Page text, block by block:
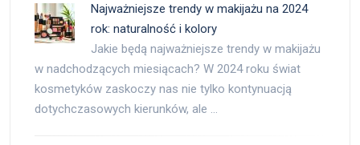
Najważniejsze trendy w makijażu na 2024
rok: naturalność i kolory
Jakie będą najważniejsze trendy w makijażu
w nadchodzących miesiącach? W 2024 roku świat
kosmetyków zaskoczy nas nie tylko kontynuacją
dotychczasowych kierunków, ale …